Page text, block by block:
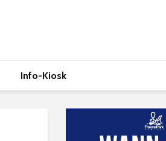
Info-Kiosk